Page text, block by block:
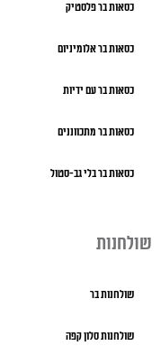
כסאות בר פלסטיק
כסאות בר אלומיניום
כסאות בר עם ידיות
כסאות בר מתכווננים
כסאות בר בלי גב-סטול
שולחנות
שולחנות בר
שולחנות סלון קפה